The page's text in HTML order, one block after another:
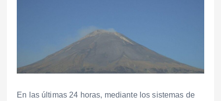
En las últimas 24 horas, mediante los sistemas de